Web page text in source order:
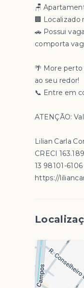
🪑
🏢 Localizado
🚗 Possui
comporta
🌴 More
ao seu redor!
📞 Entre em
ATENÇÃO:
Lilian Carla
CRECI
13 98101-
https://